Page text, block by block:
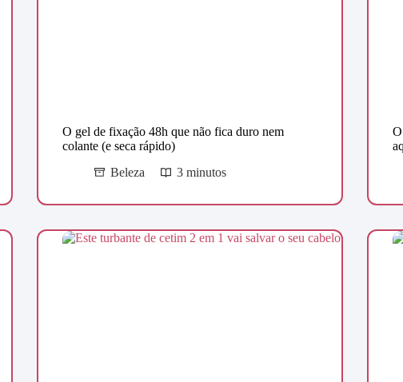
O gel de fixação 48h que não fica duro nem
colante (e seca rápido)
Beleza
3 minutos